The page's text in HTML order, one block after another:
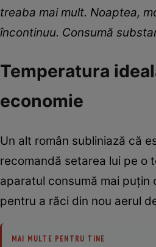
treaba mai mult. Noaptea,
încontinuu. Consumă
Temperatura
economie
Un alt român subliniază că
recomandă setarea lui pe o
aparatul consumă mai
pentru a răci din nou aerul
MAI MULTE PENTRU TINE